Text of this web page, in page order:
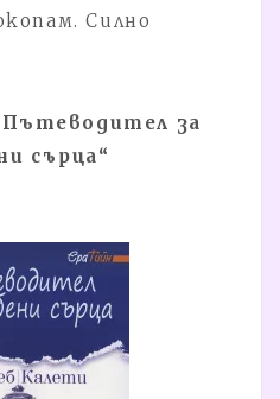
Силно
за
сърца“